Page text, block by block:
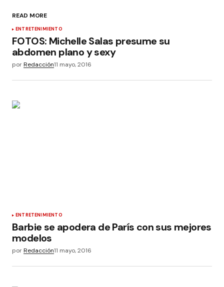
READ MORE
ENTRETENIMIENTO
FOTOS: Michelle Salas presume su
abdomen plano y sexy
porRedacción11 mayo, 2016
ENTRETENIMIENTO
Barbie se apodera de París con sus mejores
modelos
porRedacción11 mayo, 2016